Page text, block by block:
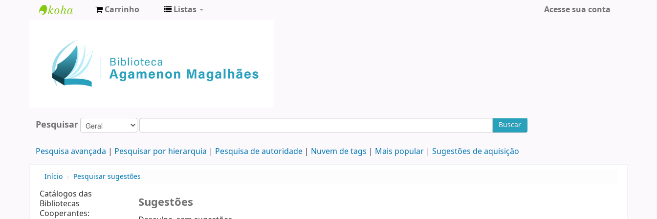
Agamenon
Magalhães
Carrinho Listas Acesse sua conta
Pesquisar Buscar
Pesquisa avançada Pesquisar por hierarquia Pesquisa de autoridade Nuvem de tags Mais popular Sugestões de aquisição
Início › Pesquisar sugestões
Catálogos das
Bibliotecas
Cooperantes:
Sugestões